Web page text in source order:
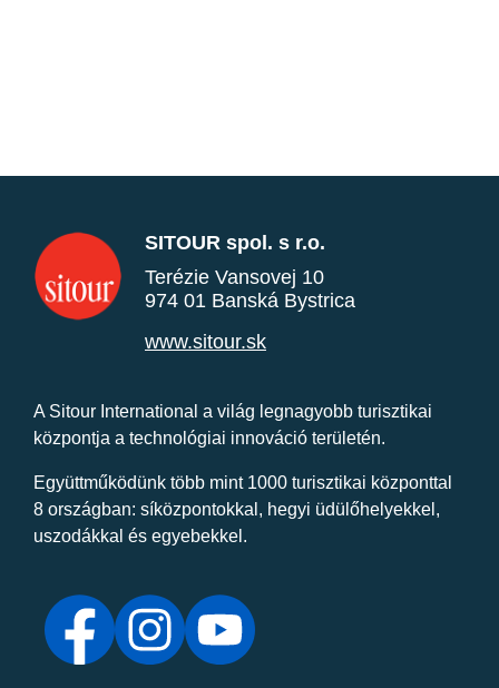
SITOUR spol. s r.o.
Terézie Vansovej 10
974 01 Banská Bystrica
www.sitour.sk
A Sitour International a világ legnagyobb turisztikai
központja a technológiai innováció területén.
Együttműködünk több mint 1000 turisztikai központtal
8 országban: síközpontokkal, hegyi üdülőhelyekkel,
uszodákkal és egyebekkel.